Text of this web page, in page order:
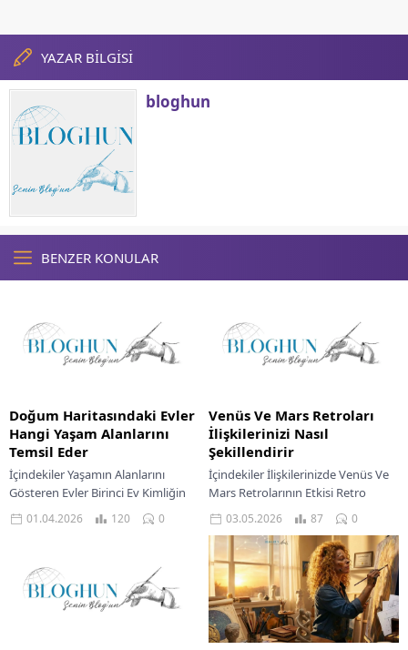
YAZAR BİLGİSİ
bloghun
BENZER KONULAR
Doğum Haritasındaki Evler
Hangi Yaşam Alanlarını
Temsil Eder
İçindekiler Yaşamın Alanlarını
Gösteren Evler Birinci Ev Kimliğin
Sınırları İkinci Ev Maddi Değerlerin
Kalesi Üçüncü Ev İletişimin
01.04.2026 120 0
Venüs Ve Mars Retroları
İlişkilerinizi Nasıl
Şekillendirir
İçindekiler İlişkilerinizde Venüs Ve
Mars Retrolarının Etkisi Retro
Dönemlerinde İlişki Dinamiklerinin
Değişimi Aşk Hayatında Dönüşüm
Kariyer Yollarında Yeniden
Değerlendirme Maddi...
03.05.2026 87 0